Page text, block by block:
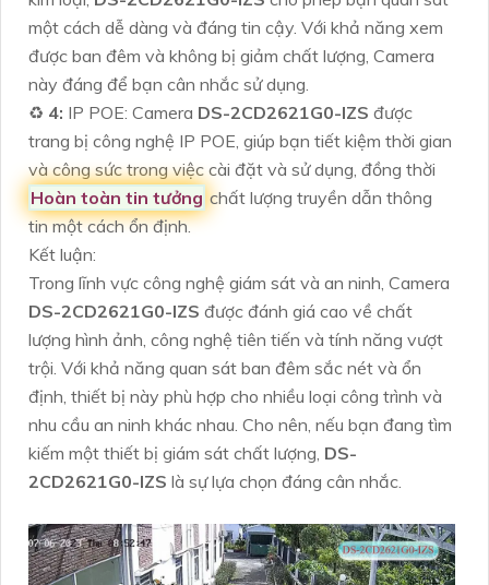
một cách dễ dàng và đáng tin cậy. Với khả năng xem
được ban đêm và không bị giảm chất lượng, Camera
này đáng để bạn cân nhắc sử dụng.
♻️ 4: IP POE: Camera DS-2CD2621G0-IZS được
trang bị công nghệ IP POE, giúp bạn tiết kiệm thời gian
và công sức trong việc cài đặt và sử dụng, đồng thời
Hoàn toàn tin tưởng chất lượng truyền dẫn thông
tin một cách ổn định.
Kết luận:
Trong lĩnh vực công nghệ giám sát và an ninh, Camera
DS-2CD2621G0-IZS được đánh giá cao về chất
lượng hình ảnh, công nghệ tiên tiến và tính năng vượt
trội. Với khả năng quan sát ban đêm sắc nét và ổn
định, thiết bị này phù hợp cho nhiều loại công trình và
nhu cầu an ninh khác nhau. Cho nên, nếu bạn đang tìm
kiếm một thiết bị giám sát chất lượng, DS-
2CD2621G0-IZS là sự lựa chọn đáng cân nhắc.